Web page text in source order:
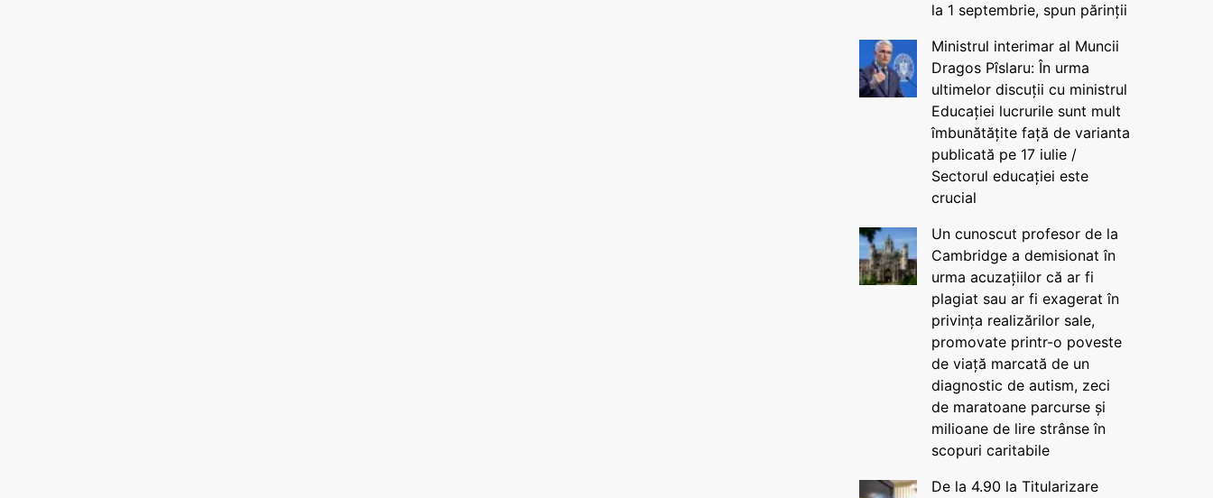
la 1 septembrie, spun părinții
Ministrul interimar al Muncii
Dragos Pîslaru: În urma
ultimelor discuții cu ministrul
Educației lucrurile sunt mult
îmbunătățite față de varianta
publicată pe 17 iulie /
Sectorul educației este
crucial
Un cunoscut profesor de la
Cambridge a demisionat în
urma acuzațiilor că ar fi
plagiat sau ar fi exagerat în
privința realizărilor sale,
promovate printr-o poveste
de viață marcată de un
diagnostic de autism, zeci
de maratoane parcurse și
milioane de lire strânse în
scopuri caritabile
De la 4.90 la Titularizare